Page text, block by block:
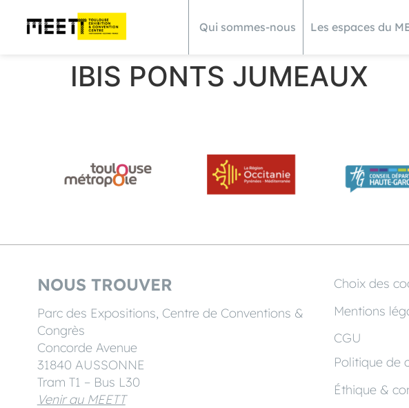
Qui sommes-nous Les espaces du
IBIS PONTS JUMEAUX
NOUS TROUVER
Parc des Expositions, Centre de Conventions &
Congrès
Concorde Avenue
31840 AUSSONNE
Tram T1 – Bus L30
Venir au MEETT
Choix des
Mentions
CGU
Politique de
Éthique &